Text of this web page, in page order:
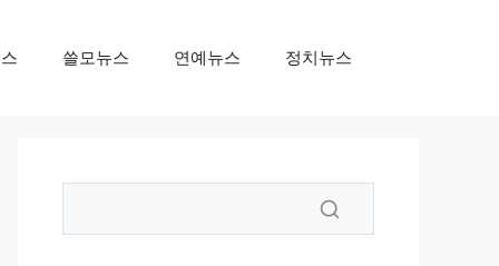
쓸모뉴스 연예뉴스 정치뉴스